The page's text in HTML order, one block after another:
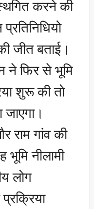
करने की
जीत बताई।
ने फिर से भूमि
शुरू की तो
राम गांव की
भूमि नीलामी
लोग